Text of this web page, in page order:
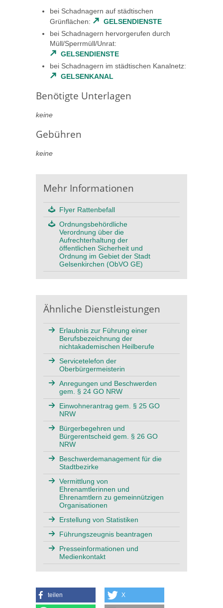
bei Schadnagern auf städtischen
Grünflächen:
GELSENDIENSTE
bei Schadnagern hervorgerufen durch
Müll/Sperrmüll/Unrat:
GELSENDIENSTE
bei Schadnagern im städtischen Kanalnetz:
GELSENKANAL
Benötigte Unterlagen
keine
Gebühren
keine
Mehr Informationen
Flyer Rattenbefall
Ordnungsbehördliche
Verordnung über die
Aufrechterhaltung der
öffentlichen Sicherheit und
Ordnung im Gebiet der Stadt
Gelsenkirchen (ObVO GE)
Ähnliche Dienstleistungen
Erlaubnis zur Führung einer
Berufsbezeichnung der
nichtakademischen Heilberufe
Servicetelefon der
Oberbürgermeisterin
Anregungen und Beschwerden
gem. § 24 GO NRW
Einwohnerantrag gem. § 25 GO
NRW
Bürgerbegehren und
Bürgerentscheid gem. § 26 GO
NRW
Beschwerdemanagement für die
Stadtbezirke
Vermittlung von
Ehrenamtlerinnen und
Ehrenamtlern zu gemeinnützigen
Organisationen
Erstellung von Statistiken
Führungszeugnis beantragen
Presseinformationen und
Medienkontakt
teilen X